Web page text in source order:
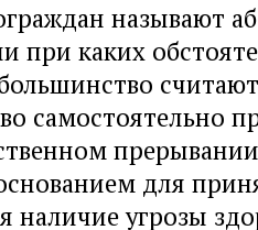
называют
каких
самостоятельно
для
наличие угрозы